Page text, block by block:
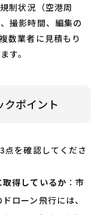
制状況（空港周
撮影時間、編集の
数業者に見積もり
す。
クポイント
点を確認してくださ
得しているか ：市
ローン飛行には、